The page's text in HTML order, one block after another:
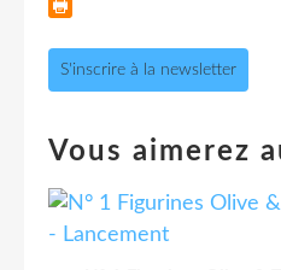
S'inscrire à la newsletter
Vous aimerez